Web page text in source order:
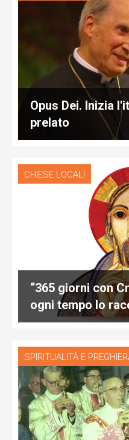
Opus Dei. Inizia
prelato
CHIESE LOCALI
“365 giorni con
ogni tempo lo
SPIRITUALITÀ E